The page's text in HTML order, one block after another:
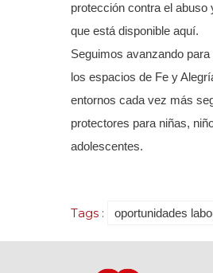
protección contra el abuso
que está disponible aquí.
Seguimos avanzando
los espacios de Fe y
entornos cada vez más
protectores para niñas,
adolescentes.
Tags : oportunidades